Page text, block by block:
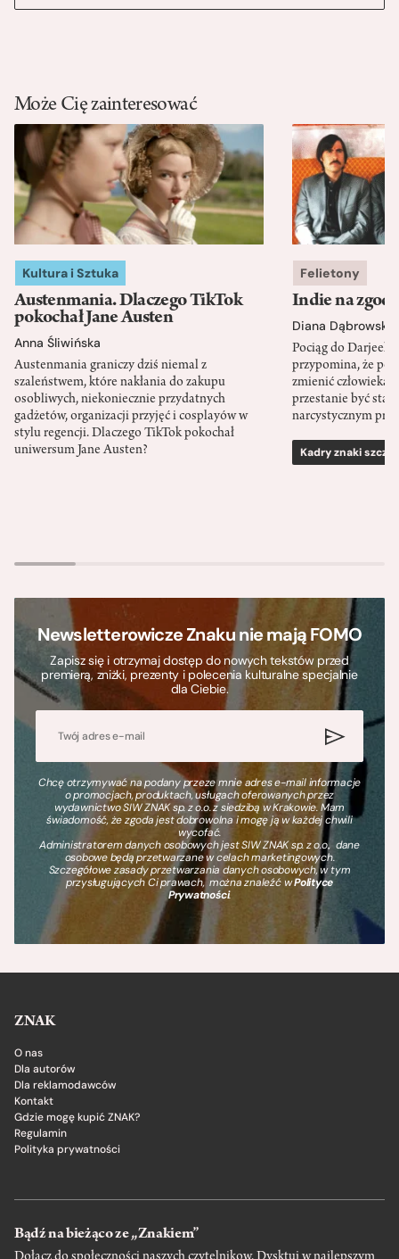
Może Cię zainteresować
Kultura i Sztuka
Austenmania. Dlaczego TikTok
pokochał Jane Austen
Anna Śliwińska
Austenmania graniczy dziś niemal z
szaleństwem, które nakłania do zakupu
osobliwych, niekoniecznie przydatnych
gadżetów, organizacji przyjęć i cosplayów w
stylu regencji. Dlaczego TikTok pokochał
uniwersum Jane Austen?
Felietony
Indie na
Diana Dąbrowska
Pociąg do
przypomina, że
zmienić człowieka
przestanie być
narcystycznym
Kadry znaki
Newsletterowicze Znaku nie mają FOMO
Zapisz się i otrzymaj dostęp do nowych tekstów przed
premierą, zniżki, prezenty i polecenia kulturalne specjalnie
dla Ciebie.
Chcę otrzymywać na podany przeze mnie adres e-mail informacje
o promocjach, produktach, usługach oferowanych przez
wydawnictwo SIW ZNAK sp. z o.o. z siedzibą w Krakowie. Mam
świadomość, że zgoda jest dobrowolna i mogę ją w każdej chwili
wycofać.
Administratorem danych osobowych jest SIW ZNAK sp. z o.o., dane
osobowe będą przetwarzane w celach marketingowych.
Szczegółowe zasady przetwarzania danych osobowych, w tym
przysługujących Ci prawach, można znaleźć wPolityce
Prywatności.
ZNAK
O nas
Dla autorów
Dla reklamodawców
Kontakt
Gdzie mogę kupić ZNAK?
Regulamin
Polityka prywatności
Bądź na bieżąco ze „Znakiem”